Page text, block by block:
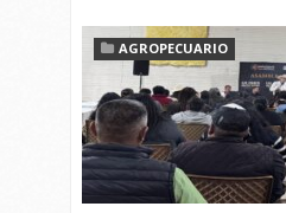
AGROPECUARIO